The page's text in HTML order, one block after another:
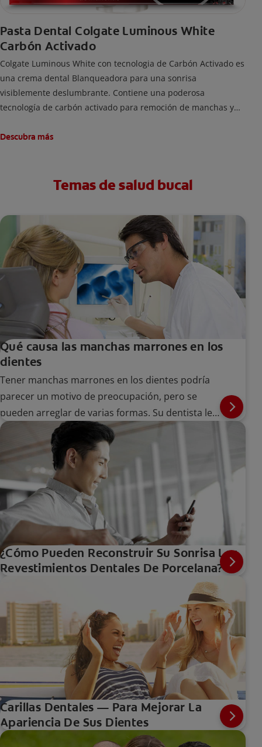
Pasta Dental Colgate Luminous White
Carbón Activado
Colgate Luminous White con tecnologia de Carbón Activado es
una crema dental Blanqueadora para una sonrisa
visiblemente deslumbrante. Contiene una poderosa
tecnología de carbón activado para remoción de manchas y
Descubra más
Temas de salud bucal
Qué causa las manchas marrones en los
dientes
Tener manchas marrones en los dientes podría
parecer un motivo de preocupación, pero se
pueden arreglar de varias formas. Su dentista le
podrá recomendar una solución con base en las
causas que mencionamos a continuación.
¿Cómo Pueden Reconstruir Su Sonrisa Los
Revestimientos Dentales De Porcelana?
Carillas Dentales — Para Mejorar La
Apariencia De Sus Dientes